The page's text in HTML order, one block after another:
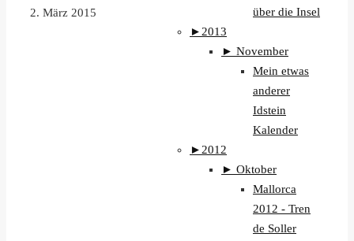
2. März 2015
über die Insel
► 2013
► November
Mein etwas
anderer
Idstein
Kalender
► 2012
► Oktober
Mallorca
2012 - Tren
de Soller